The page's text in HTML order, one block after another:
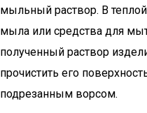
мыльный раствор. В теплой
мыла или средства для
полученный раствор
прочистить его
подрезанным ворсом.